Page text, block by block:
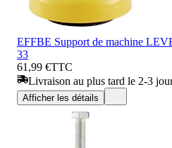
EFFBE Support de machine
33
61,99 €TTC
Livraison au plus tard le 2-3
Afficher les détails